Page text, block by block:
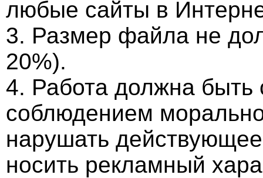
любые сайты в
3. Размер файла не
20%).
4. Работа должна
соблюдением
нарушать
носить рекламный